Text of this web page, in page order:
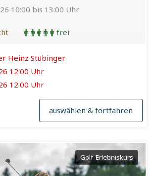
10:00 bis 13:00 Uhr
frei
Heinz Stübinger
12:00 Uhr
12:00 Uhr
auswählen & fortfahren
Golf-Erlebniskurs